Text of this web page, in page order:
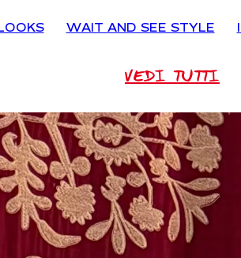
WAIT AND SEE STYLE
VEDI TUTTI